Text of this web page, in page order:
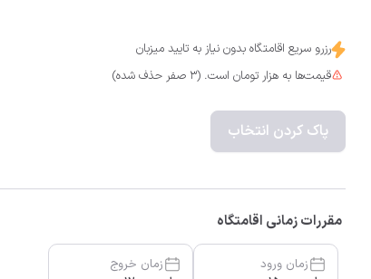
رزرو سریع اقامتگاه بدون نیاز به تایید میزبان
قیمت‌ها به هزار تومان است. (3 صفر حذف شده)
پاک کردن انتخاب
مقررات زمانی اقامتگاه
زمان ورود
زمان خروج